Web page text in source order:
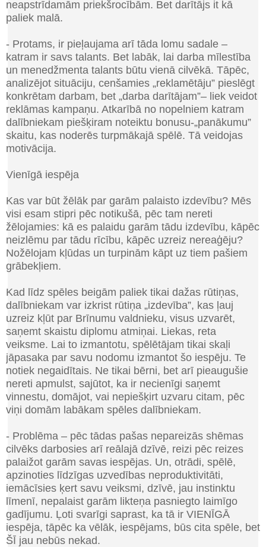
neapstrīdamām priekšrocībām. Bet darītājs it kā
paliek malā.
- Protams, ir pieļaujama arī tāda lomu sadale –
katram ir savs talants. Bet labāk, lai darba mīlestība
un menedžmenta talants būtu vienā cilvēkā. Tāpēc,
analizējot situāciju, cenšamies „reklamētāju” pieslēgt
konkrētam darbam, bet „darba darītājam”– liek veidot
reklāmas kampaņu. Atkarībā no nopelniem katram
dalībniekam piešķiram noteiktu bonusu-„panākumu”
skaitu, kas noderēs turpmākajā spēlē. Tā veidojas
motivācija.
Vienīgā iespēja
Kas var būt žēlāk par garām palaisto izdevību? Mēs
visi esam stipri pēc notikušā, pēc tam nereti
žēlojamies: kā es palaidu garām tādu izdevību, kāpēc
neizlēmu par tādu rīcību, kāpēc uzreiz nereaģēju?
Nožēlojam kļūdas un turpinām kāpt uz tiem pašiem
grābekļiem.
Kad līdz spēles beigām paliek tikai dažas rūtiņas,
dalībniekam var izkrist rūtiņa „izdevība”, kas ļauj
uzreiz kļūt par Brīnumu valdnieku, visus uzvarēt,
saņemt skaistu diplomu atmiņai. Liekas, reta
veiksme. Lai to izmantotu, spēlētājam tikai skaļi
jāpasaka par savu nodomu izmantot šo iespēju. Te
notiek negaidītais. Ne tikai bērni, bet arī pieaugušie
nereti apmulst, sajūtot, ka ir necienīgi saņemt
vinnestu, domājot, vai nepiešķirt uzvaru citam, pēc
viņi domām labākam spēles dalībniekam.
- Problēma – pēc tādas pašas nepareizās shēmas
cilvēks darbosies arī reālajā dzīvē, reizi pēc reizes
palaižot garām savas iespējas. Un, otrādi, spēlē,
apzinoties līdzīgas uzvedības neproduktivitāti,
iemācīsies ķert savu veiksmi, dzīvē, jau instinktu
līmenī, nepalaist garām likteņa pasniegto laimīgo
gadījumu. Ļoti svarīgi saprast, ka tā ir VIENĪGĀ
iespēja, tāpēc ka vēlāk, iespējams, būs cita spēle, bet
ŠĪ jau nebūs nekad.